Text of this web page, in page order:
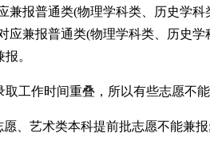
兼报普通类(物理学科类、历史学
应兼报普通类(物理学科类、历史
。
工作时间重叠，所以有些志愿不
、艺术类本科提前批志愿不能兼